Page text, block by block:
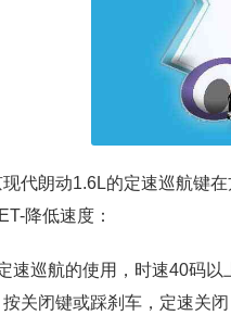
代朗动1.6L的定速巡航键
降低速度：
速巡航的使用，时速40码以
关闭键或踩刹车，定速关闭